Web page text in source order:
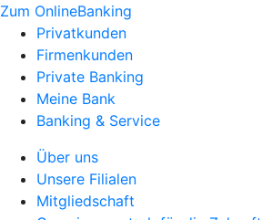
Zum OnlineBanking
Privatkunden
Firmenkunden
Private Banking
Meine Bank
Banking & Service
Über uns
Unsere Filialen
Mitgliedschaft